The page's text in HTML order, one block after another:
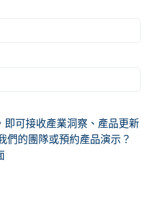
可接收產業洞察、產品更新
們的團隊或預約產品演示？